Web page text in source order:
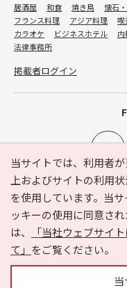
当サイトでは、利用者
上およびサイトの利用
を使用しています。当
ッキーの使用に同意さ
は、
「当社ウェブサイ
て」 をご覧ください。
e-NAVITA（イーナビタ
利用規約
個人情報
サイトマップ
居酒屋 和食 焼き鳥 懐石
フランス料理
アジア料理 喫
カラオケ
ビジネスホテル 内
法律事務所
掲載者ログイン